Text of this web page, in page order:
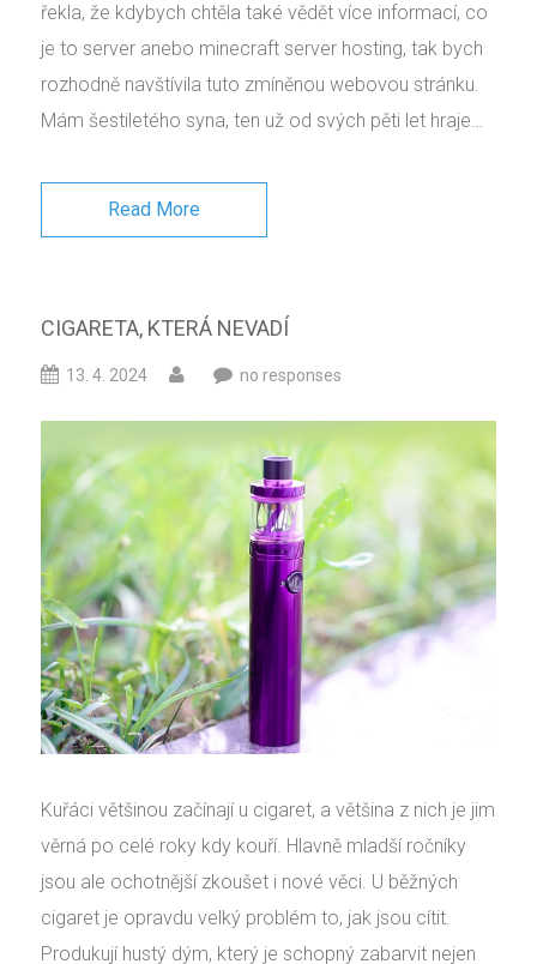
řekla, že kdybych chtěla také vědět více informací, co
je to server anebo minecraft server hosting, tak bych
rozhodně navštívila tuto zmíněnou webovou stránku.
Mám šestiletého syna, ten už od svých pěti let hraje…
Read More
CIGARETA, KTERÁ NEVADÍ
13. 4. 2024 no responses
Kuřáci většinou začínají u cigaret, a většina z nich je jim
věrná po celé roky kdy kouří. Hlavně mladší ročníky
jsou ale ochotnější zkoušet i nové věci. U běžných
cigaret je opravdu velký problém to, jak jsou cítit.
Produkují hustý dým, který je schopný zabarvit nejen